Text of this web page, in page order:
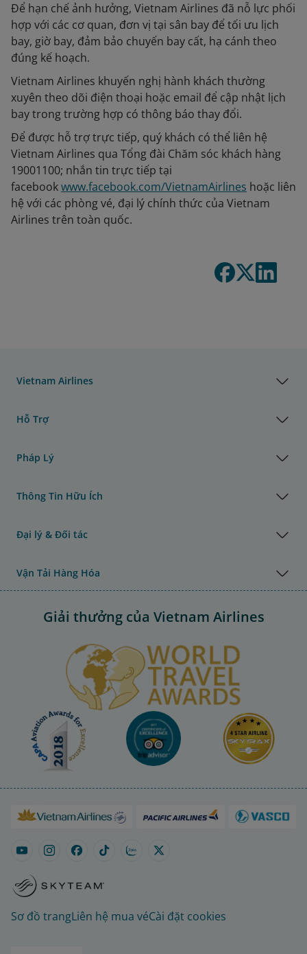
Để hạn chế ảnh hưởng, Vietnam Airlines đã nỗ lực phối
hợp với các cơ quan, đơn vị tại sân bay để tối ưu lịch
bay, giờ bay, đảm bảo chuyến bay cất, hạ cánh theo
đúng kế hoạch.
Vietnam Airlines khuyến nghị hành khách thường
xuyên theo dõi điện thoại hoặc email để cập nhật lịch
bay trong trường hợp có thông báo thay đổi.
Để được hỗ trợ trực tiếp, quý khách có thể liên hệ
Vietnam Airlines qua Tổng đài Chăm sóc khách hàng
19001100; nhắn tin trực tiếp tại
facebookwww.facebook.com/VietnamAirlines hoặc liên
hệ với các phòng vé, đại lý chính thức của Vietnam
Airlines trên toàn quốc.
Vietnam Airlines
Hỗ Trợ
Pháp Lý
Thông Tin Hữu Ích
Đại lý & Đối tác
Vận Tải Hàng Hóa
Giải thưởng của Vietnam Airlines
Sơ đồ trangLiên hệ mua véCài đặt cookies